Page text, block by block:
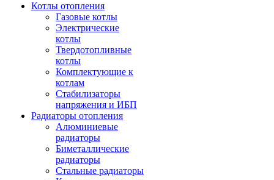
Котлы отопления
Газовые котлы
Электрические
котлы
Твердотопливные
котлы
Комплектующие к
котлам
Стабилизаторы
напряжения и ИБП
Радиаторы отопления
Алюминиевые
радиаторы
Биметаллические
радиаторы
Стальные радиаторы